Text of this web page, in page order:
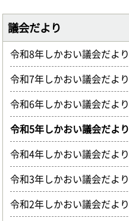
議会だより
令和8年しかおい議会だより
令和7年しかおい議会だより
令和6年しかおい議会だより
令和5年しかおい議会だより
令和4年しかおい議会だより
令和3年しかおい議会だより
令和2年しかおい議会だより